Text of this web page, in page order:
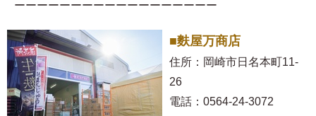
ーーーーーーーーーーーーーーーーーー
■麩屋万商店
住所：岡崎市日名本町11-
26
電話：0564-24-3072